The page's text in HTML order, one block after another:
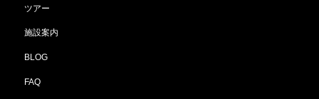
ツアー
施設案内
BLOG
FAQ